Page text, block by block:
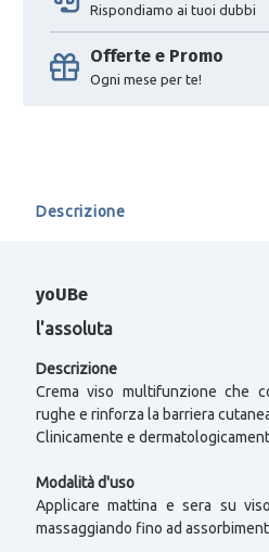
Rispondiamo ai tuoi dubbi
Offerte e Promo
Ogni mese per te!
Descrizione
yoUBe
l'assoluta
Descrizione
Crema viso multifunzione che
rughe e rinforza la barriera
Clinicamente e
Modalità d'uso
Applicare mattina e sera su
massaggiando fino ad